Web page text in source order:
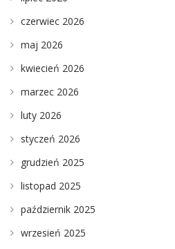
czerwiec 2026
maj 2026
kwiecień 2026
marzec 2026
luty 2026
styczeń 2026
grudzień 2025
listopad 2025
październik 2025
wrzesień 2025